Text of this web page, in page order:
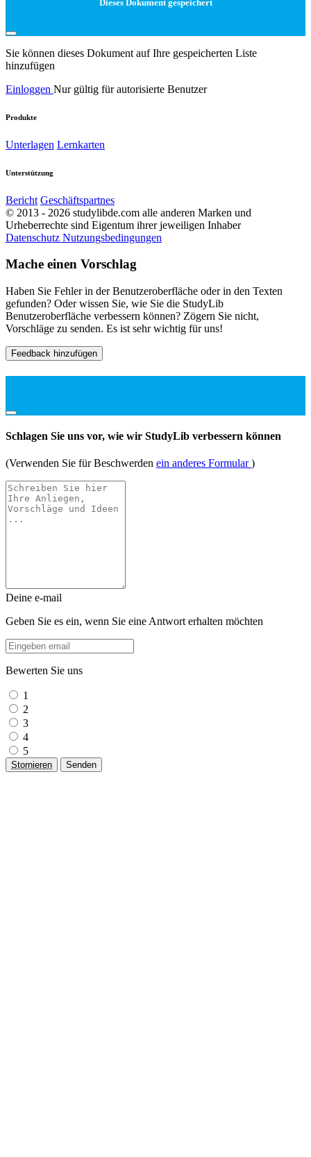
Dieses Dokument gespeichert
Sie können dieses Dokument auf Ihre gespeicherten Liste
hinzufügen
Einloggen Nur gültig für autorisierte Benutzer
Produkte
Unterlagen Lernkarten
Unterstützung
Bericht Geschäftspartnes
© 2013 - 2026 studylibde.com alle anderen Marken und
Urheberrechte sind Eigentum ihrer jeweiligen Inhaber
Datenschutz Nutzungsbedingungen
Mache einen Vorschlag
Haben Sie Fehler in der Benutzeroberfläche oder in den Texten
gefunden? Oder wissen Sie, wie Sie die StudyLib
Benutzeroberfläche verbessern können? Zögern Sie nicht,
Vorschläge zu senden. Es ist sehr wichtig für uns!
Feedback hinzufügen
Schlagen Sie uns vor, wie wir StudyLib verbessern können
(Verwenden Sie für Beschwerden ein anderes Formular)
Deine e-mail
Geben Sie es ein, wenn Sie eine Antwort erhalten möchten
Bewerten Sie uns
1
2
3
4
5
Stornieren Senden